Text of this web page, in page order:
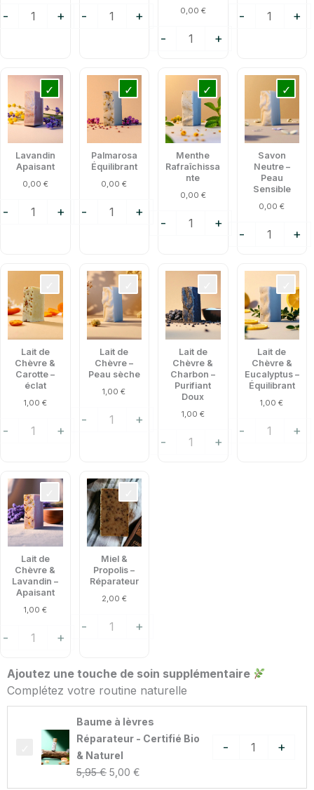
- + - + 0,00 €
- +
- +
Lavandin
Apaisant
0,00 €
- +
Palmarosa
Équilibrant
0,00€
-
quantité
Palmarosa
Équilibrant
+
Menthe
Rafraîchissa
nte
0,00 €
-
quantité
Menthe
Rafraîchissante
+
Savon
Neutre –
Peau
Sensible
0,00€
-
quantité
Neutre
Sensible
+
Lait de
Chèvre &
Carotte –
éclat
1,00 €
- +
Lait de
Chèvre –
Peau sèche
1,00€
-
quantité
Chèvre
Peau
+
Lait de
Chèvre &
Charbon –
Purifiant
Doux
1,00 €
-
quantité
Chèvre
Charbon
+
Lait de
Chèvre &
Eucalyptus –
Équilibrant
1,00€
-
quantité
Chèvre
Eucalyptus
Équilibrant
+
Lait de
Chèvre &
Lavandin –
Apaisant
1,00 €
- +
Miel &
Propolis –
Réparateur
2,00 €
-
quantité
Miel
Propolis
Réparateur
+
Ajoutez une touche de soin supplémentaire
Complétez votre routine naturelle
Baume à lèvres
Réparateur - Certifié Bio
& Naturel
5,95€
5,95 €.
5,00 €
-
Baume
+